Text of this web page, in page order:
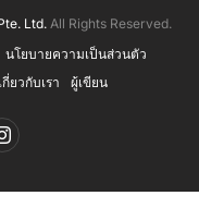
Ltd. All Rights Reserved.
นโยบายความเป็นส่วนตัว
เกี่ยวกับเรา ผู้เขียน